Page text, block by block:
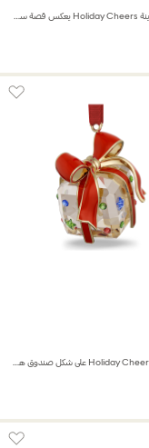
طقم قطع زينة Holiday Cheers يعكس قصة سانتا كلوز
قطعة زينة Holiday Cheers على شكل صندوق هدايا